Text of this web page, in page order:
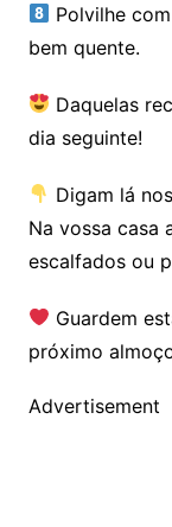
Polvilhe
bem quente.
Daquelas
dia seguinte!
Digam lá
Na vossa casa
escalfados ou
Guardem
próximo
Advertisement